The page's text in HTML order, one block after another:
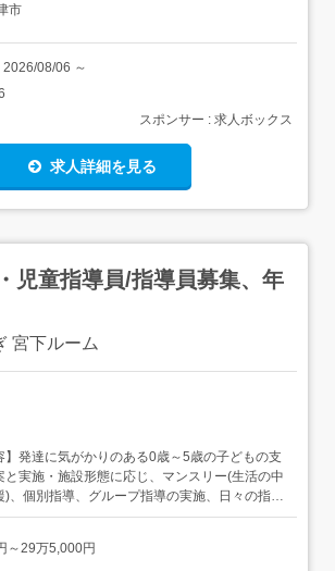
市
2026/08/06 ～
スポンサー : 求人ボックス
求人詳細を見る
児童指導員/指導員募集、年
宮下ルーム
】発達に気がかりのある0歳～5歳の子どもの支
と実施・施設形態に応じ、マンスリー(生活の中
)、個別指導、グループ指導の実施、日々の指導
の作成、・運営に関する業務全般・保護者様か
ープでは、”子どもにとって必要な体験は何
～29万5,000円